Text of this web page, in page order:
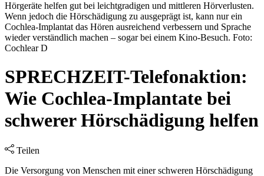
Hörgeräte helfen gut bei leichtgradigen und mittleren Hörverlusten.
Wenn jedoch die Hörschädigung zu ausgeprägt ist, kann nur ein
Cochlea-Implantat das Hören ausreichend verbessern und Sprache
wieder verständlich machen – sogar bei einem Kino-Besuch. Foto:
Cochlear D
SPRECHZEIT-Telefonaktion:
Wie Cochlea-Implantate bei
schwerer Hörschädigung helfen
Teilen
Die Versorgung von Menschen mit einer schweren Hörschädigung